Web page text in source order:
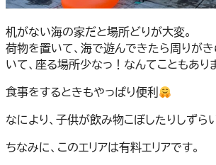
机がない海の家だと場所どりが大変。
荷物を置いて、海で遊んできたら周りが
いて、座る場所少なっ！なんてこともあり
食事をするときもやっぱり便利
なにより、子供が飲み物こぼしたりしずら
ちなみに、このエリアは有料エリアです。